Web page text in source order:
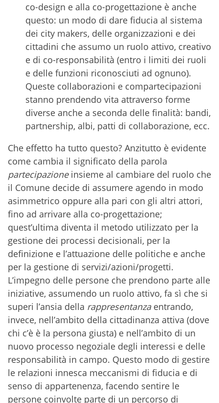
co-design e alla co-progettazione è anche
questo: un modo di dare fiducia al sistema
dei city makers, delle organizzazioni e dei
cittadini che assumo un ruolo attivo, creativo
e di co-responsabilità (entro i limiti dei ruoli
e delle funzioni riconosciuti ad ognuno).
Queste collaborazioni e compartecipazioni
stanno prendendo vita attraverso forme
diverse anche a seconda delle finalità: bandi,
partnership, albi, patti di collaborazione, ecc.
Che effetto ha tutto questo? Anzitutto è evidente
come cambia il significato della parola
partecipazione insieme al cambiare del ruolo che
il Comune decide di assumere agendo in modo
asimmetrico oppure alla pari con gli altri attori,
fino ad arrivare alla co-progettazione;
quest’ultima diventa il metodo utilizzato per la
gestione dei processi decisionali, per la
definizione e l’attuazione delle politiche e anche
per la gestione di servizi/azioni/progetti.
L’impegno delle persone che prendono parte alle
iniziative, assumendo un ruolo attivo, fa sì che si
superi l’ansia della rappresentanzaentrando,
invece, nell’ambito della cittadinanza attiva (dove
chi c’è è la persona giusta) e nell’ambito di un
nuovo processo negoziale degli interessi e delle
responsabilità in campo. Questo modo di gestire
le relazioni innesca meccanismi di fiducia e di
senso di appartenenza, facendo sentire le
persone coinvolte parte di un percorso di